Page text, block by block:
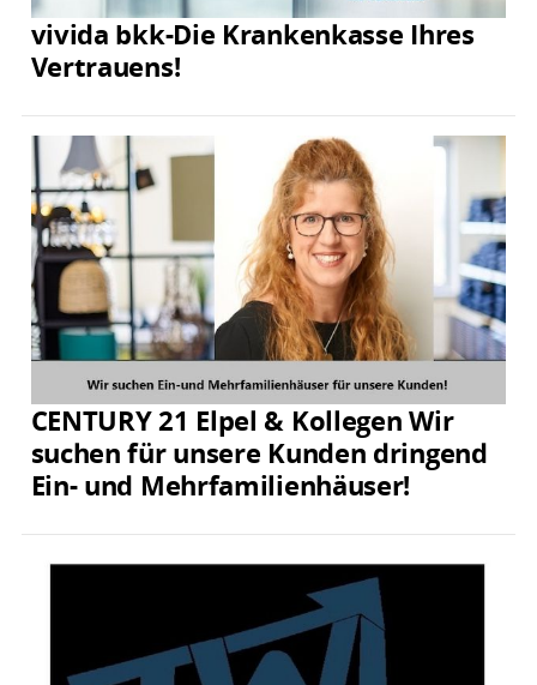
vivida bkk-Die Krankenkasse Ihres
Vertrauens!
CENTURY 21 Elpel & Kollegen Wir
suchen für unsere Kunden dringend
Ein- und Mehrfamilienhäuser!